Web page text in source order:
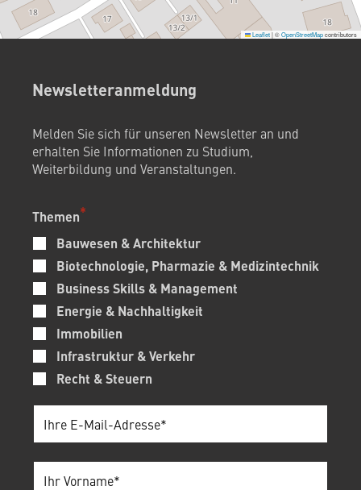
Leaflet|©OpenStreetMapcontributors
Newsletteranmeldung
Melden Sie sich für unseren Newsletter an und
erhalten Sie Informationen zu Studium,
Weiterbildung und Veranstaltungen.
Themen
Bauwesen & Architektur
Biotechnologie, Pharmazie & Medizintechnik
Business Skills & Management
Energie & Nachhaltigkeit
Immobilien
Infrastruktur & Verkehr
Recht & Steuern